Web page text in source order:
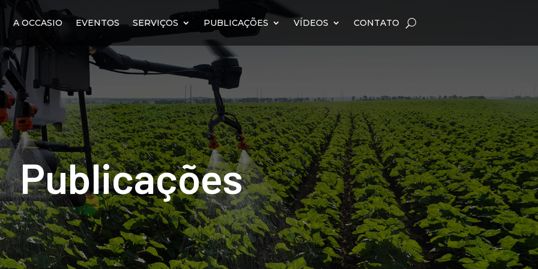
A OCCASIO EVENTOS SERVIÇOS PUBLICAÇÕES VÍDEOS CONTATO
Publicações